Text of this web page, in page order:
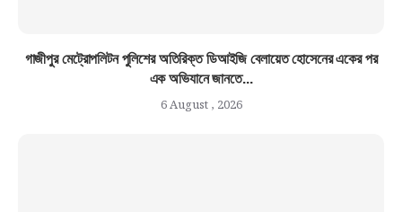
গাজীপুর মেট্রোপলিটন পুলিশের অতিরিক্ত ডিআইজি বেলায়েত হোসেনের একের পর
এক অভিযানে জানতে...
6 August , 2026